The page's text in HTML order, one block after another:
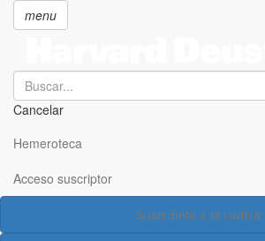
principal
menu
Search
Cancelar
Hemeroteca
Acceso suscriptor
Suscríbete a la revista
Acceso suscriptor